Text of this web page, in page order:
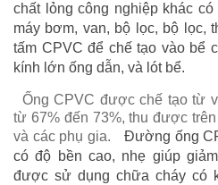
chất lỏng công nghiệp khác
máy bơm, van, bộ lọc, bộ lọc,
tấm CPVC để chế tạo vào bể
kính lớn ống dẫn, và lót bể.
Ống CPVC được chế tạo từ
từ 67% đến 73%, thu được
và các phụ gia.
Đường ống
có độ bền cao, nhẹ giúp
được sử dụng chữa cháy có